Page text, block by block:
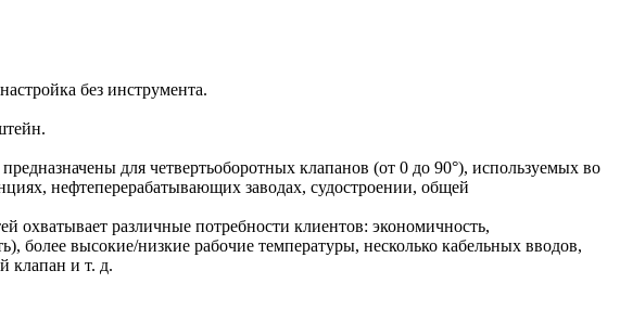
без инструмента.
для четвертьоборотных клапанов (от 0 до 90°), используемых во
нефтеперерабатывающих заводах, судостроении, общей
различные потребности клиентов: экономичность,
более высокие/низкие рабочие температуры, несколько кабельных вводов,
клапан и т. д.